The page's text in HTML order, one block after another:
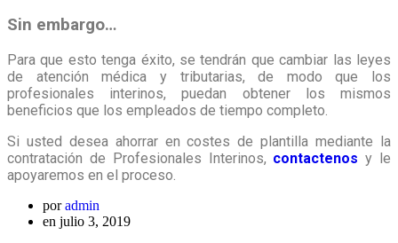
Sin embargo…
Para que esto tenga éxito, se tendrán que cambiar las leyes
de atención médica y tributarias, de modo que los
profesionales interinos, puedan obtener los mismos
beneficios que los empleados de tiempo completo.
Si usted desea ahorrar en costes de plantilla mediante la
contratación de Profesionales Interinos, contactenos y le
apoyaremos en el proceso.
poradmin
en julio 3, 2019